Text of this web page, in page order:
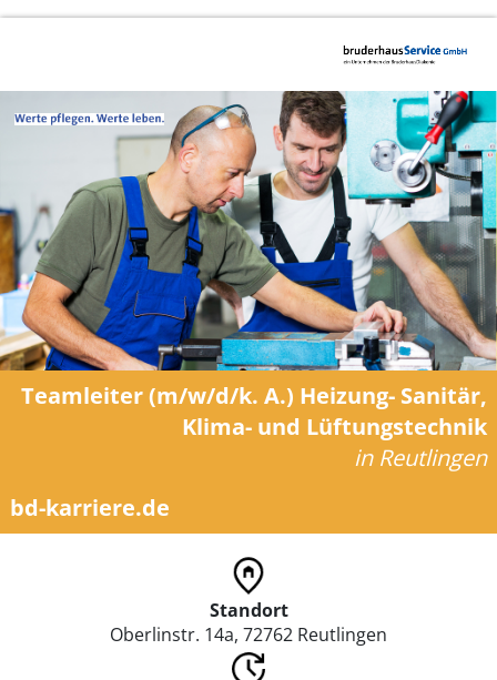
bd-karriere.de
Teamleiter (m/w/d/k. A.) Heizung- Sanitär,
Klima- und Lüftungstechnik
in Reutlingen
Standort
Oberlinstr. 14a, 72762 Reutlingen